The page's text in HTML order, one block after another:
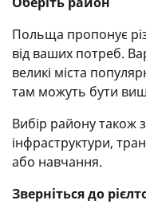
Польща пропонує
від ваших потреб.
великі міста
там можуть бути
Вибір району також
інфраструктури,
або навчання.
Зверніться до